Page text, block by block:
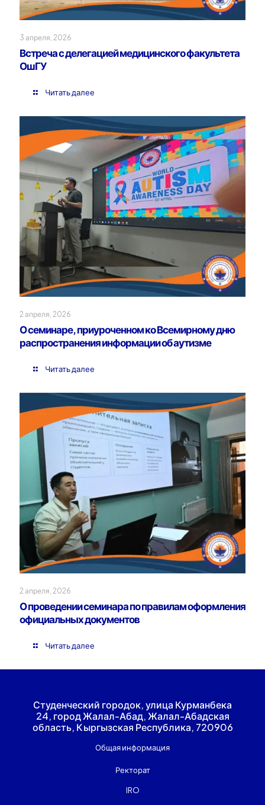
3 апреля, 2026
Встреча с делегацией медицинского факультета
ОшГУ
Читать далее
2 апреля, 2026
О семинаре, приуроченном ко Всемирному дню
распространения информации об аутизме
Читать далее
2 апреля, 2026
О проведении семинара по правилам оформления
официальных документов
Читать далее
Студенческий городок, улица Курманбека
24, город Жалал-Абад, Жалал-Абадская
область, Кыргызская Республика, 720906
Общая информация
Ректорат
IRO